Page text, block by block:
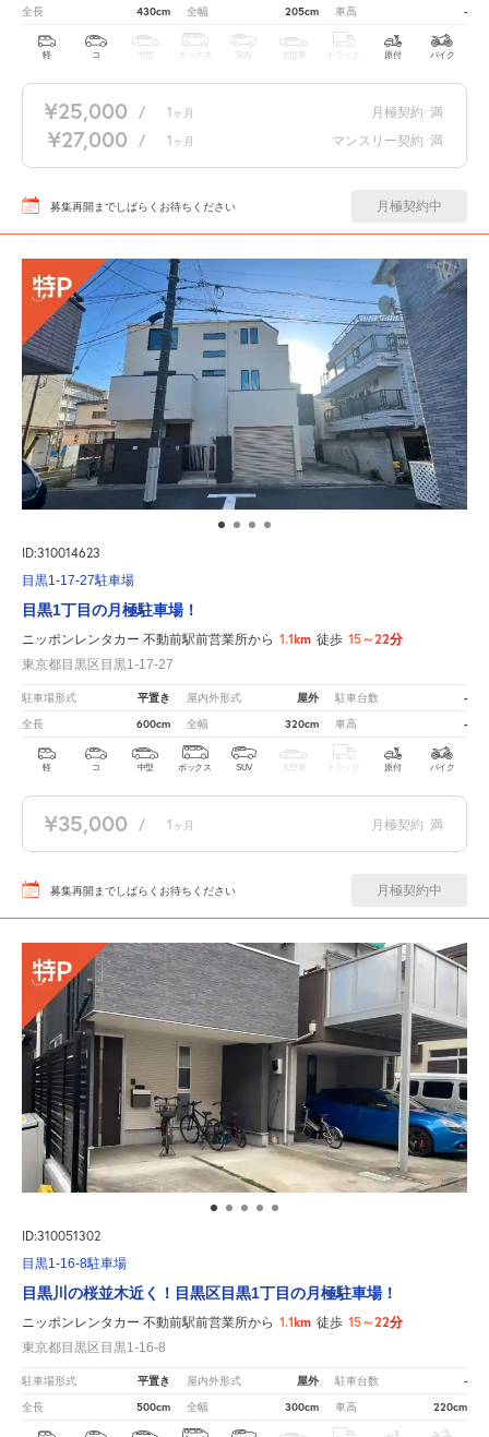
全長 430cm 全幅 205cm 車高 -
軽 コ 中型 ボックス SUV 大型車 トラック 原付 バイク
¥25,000 / 1 ヶ月 月極契約 満
¥27,000 / 1 ヶ月 マンスリー契約 満
募集再開までしばらくお待ちください 月極契約中
ID:310014623
目黒1-17-27駐車場
目黒1丁目の月極駐車場！
ニッポンレンタカー 不動前駅前営業所から 1.1km 徒歩 15～22分
東京都目黒区目黒1-17-27
駐車場形式 平置き 屋内外形式 屋外 駐車台数 -
全長 600cm 全幅 320cm 車高 -
軽 コ 中型 ボックス SUV 大型車 トラック 原付 バイク
¥35,000 / 1 ヶ月 月極契約 満
募集再開までしばらくお待ちください 月極契約中
ID:310051302
目黒1-16-8駐車場
目黒川の桜並木近く！目黒区目黒1丁目の月極駐車場！
ニッポンレンタカー 不動前駅前営業所から 1.1km 徒歩 15～22分
東京都目黒区目黒1-16-8
駐車場形式 平置き 屋内外形式 屋外 駐車台数 -
全長 500cm 全幅 300cm 車高 220cm